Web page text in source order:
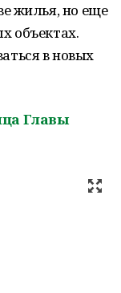
жилья, но еще
объектах.
в новых
Главы